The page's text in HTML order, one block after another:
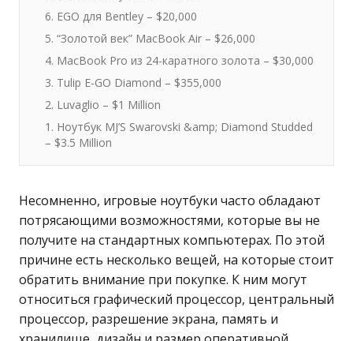
6. EGO для Bentley – $20,000
5. “Золотой век” MacBook Air – $26,000
4. MacBook Pro из 24-каратного золота – $30,000
3. Tulip E-GO Diamond – $355,000
2. Luvaglio – $1 Million
1. Ноутбук MJ’S Swarovski &amp; Diamond Studded
– $3.5 Million
Несомненно, игровые ноутбуки часто обладают
потрясающими возможностями, которые вы не
получите на стандартных компьютерах. По этой
причине есть несколько вещей, на которые стоит
обратить внимание при покупке. К ним могут
относиться графический процессор, центральный
процессор, разрешение экрана, память и